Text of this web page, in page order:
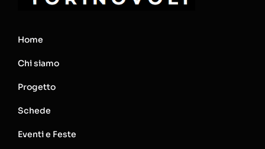
Home
Chi siamo
Progetto
Schede
Eventi e Feste